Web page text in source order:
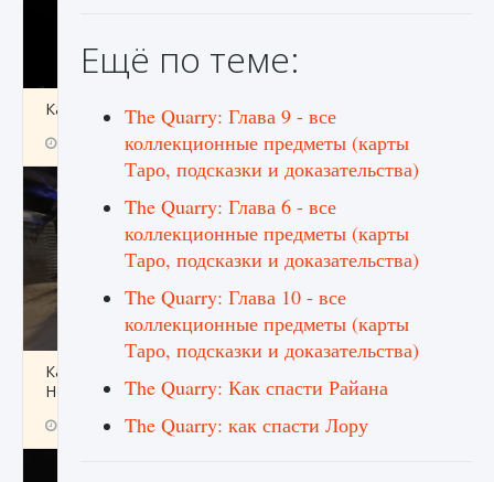
Как получить Thunder Egg в Stardew Valley
9 августа 2024 1 244 0 0
Как исправить неработающие награды For
Honor
9 августа 2024 1 205 0 0
Ещё по теме:
The Quarry: Глава 9 - все
коллекционные предметы (карты
Таро, подсказки и доказательства)
The Quarry: Глава 6 - все
коллекционные предметы (карты
Таро, подсказки и доказательства)
The Quarry: Глава 10 - все
коллекционные предметы (карты
Таро, подсказки и доказательства)
The Quarry: Как спасти Райана
The Quarry: как спасти Лору